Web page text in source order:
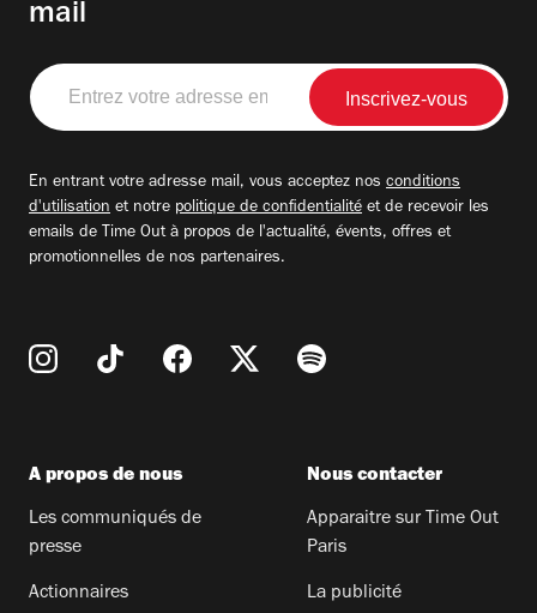
mail
Entrez
votre
adresse
En entrant votre adresse mail, vous acceptez nos conditions
d'utilisation et notre politique de confidentialité et de recevoir les
emails de Time Out à propos de l'actualité, évents, offres et
promotionnelles de nos partenaires.
A propos de nous
Les communiqués de
presse
Actionnaires
Nous contacter
Apparaitre sur Time Out
Paris
La publicité